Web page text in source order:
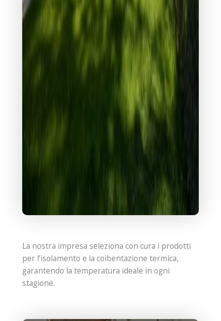
La nostra impresa seleziona con cura i prodotti
per l’isolamento e la coibentazione termica,
garantendo la temperatura ideale in ogni
stagione.